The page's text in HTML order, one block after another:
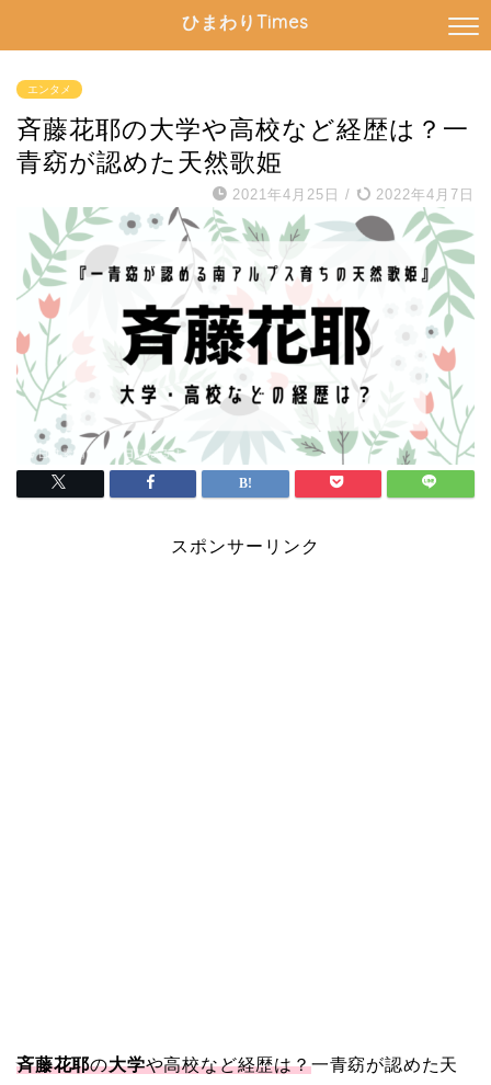
ひまわりTimes
エンタメ
斉藤花耶の大学や高校など経歴は？一
青窈が認めた天然歌姫
2021年4月25日 / 2022年4月7日
スポンサーリンク
斉藤花耶の大学や高校など経歴は？一青窈が認めた天